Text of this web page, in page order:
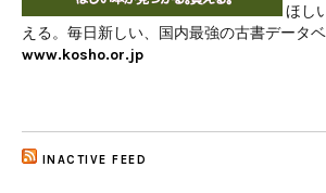
ほし
える。毎日新しい、国内最強の古書データベ
www.kosho.or.jp
INACTIVE FEED